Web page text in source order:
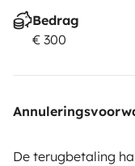
Bedrag
€ 300
De terugbetaling